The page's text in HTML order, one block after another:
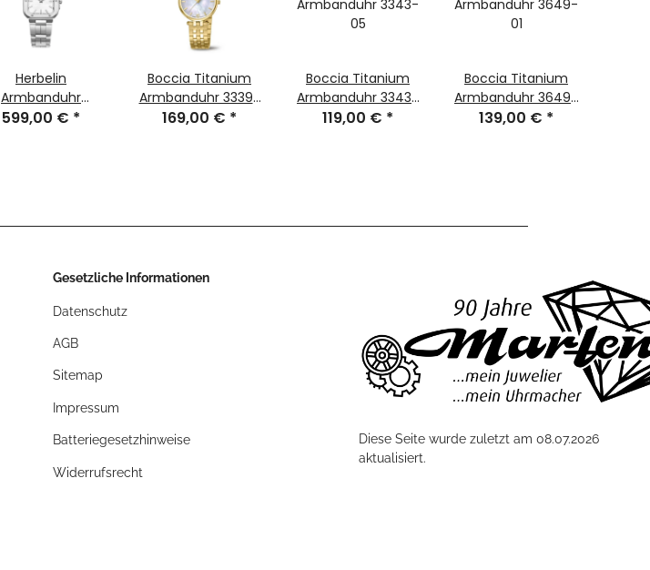
Herbelin
Armbanduhr
17546B12
599,00 € *
Boccia Titanium
Armbanduhr 3339-
03
169,00 € *
Boccia Titanium
Armbanduhr 3343-
05
119,00 € *
Boccia Titanium
Armbanduhr 3649-
01
139,00 € *
Gesetzliche Informationen
Datenschutz
AGB
Sitemap
Impressum
Batteriegesetzhinweise
Widerrufsrecht
Diese Seite wurde zuletzt am 08.07.2026
aktualisiert.